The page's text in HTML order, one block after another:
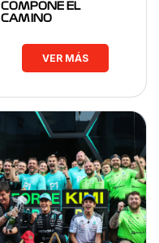
COMPONE EL
CAMINO
VER MÁS